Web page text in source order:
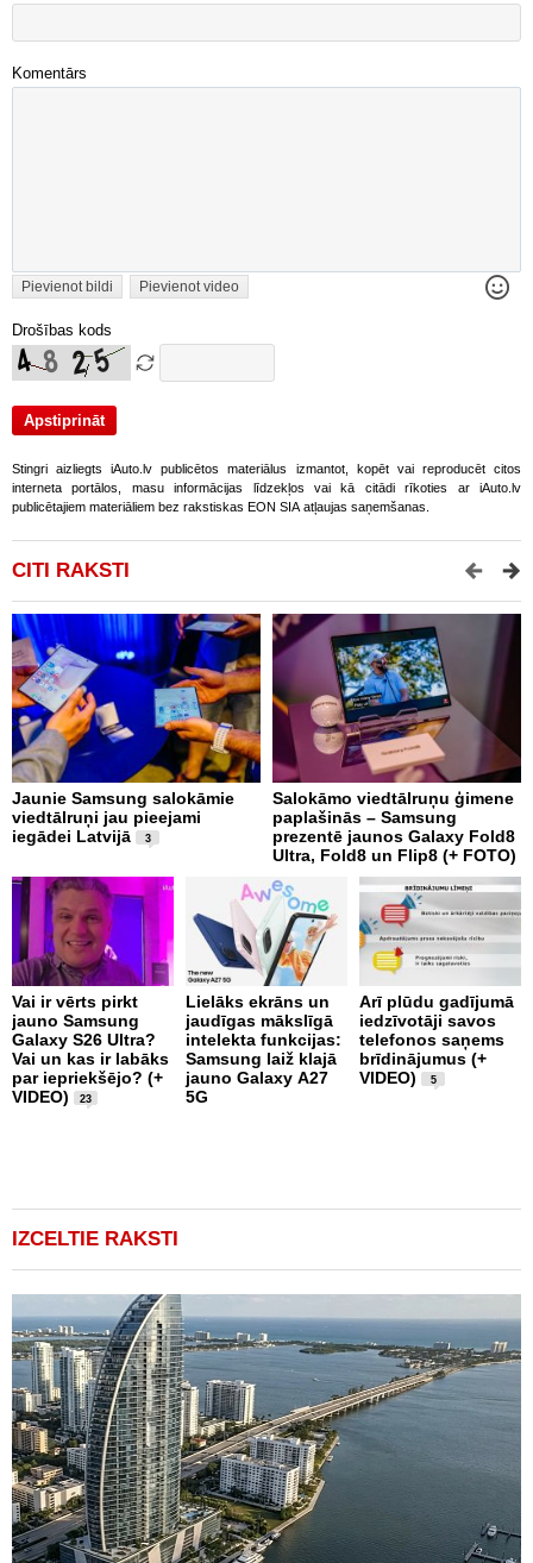
Komentārs
Pievienot bildi Pievienot video
Drošības kods
Stingri aizliegts iAuto.lv publicētos materiālus izmantot, kopēt vai reproducēt citos
interneta portālos, masu informācijas līdzekļos vai kā citādi rīkoties ar iAuto.lv
publicētajiem materiāliem bez rakstiskas EON SIA atļaujas saņemšanas.
CITI RAKSTI
Jaunie Samsung salokāmie
viedtālruņi jau pieejami
iegādei Latvijā
3
Salokāmo viedtālruņu ģimene
paplašinās – Samsung
prezentē jaunos Galaxy Fold8
Ultra, Fold8 un Flip8 (+ FOTO)
Vai ir vērts pirkt
jauno Samsung
Galaxy S26 Ultra?
Vai un kas ir labāks
par iepriekšējo? (+
VIDEO)
23
Lielāks ekrāns un
jaudīgas mākslīgā
intelekta funkcijas:
Samsung laiž klajā
jauno Galaxy A27
5G
Arī plūdu gadījumā
iedzīvotāji savos
telefonos saņems
brīdinājumus (+
VIDEO)
5
IZCELTIE RAKSTI